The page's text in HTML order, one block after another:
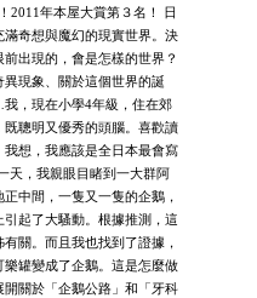
2011年本屋大賞第３名！ 日
奇想與魔幻的現實世界。決
出現的，會是怎樣的世界？
現象、關於這個世界的誕
，現在小學4年級，住在郊
聰明又優秀的頭腦。喜歡讀
想，我應該是全日本最會寫
天，我親眼目睹到一大群阿
中間，一隻又一隻的企鵝，
起了大騷動。根據推測，這
關。而且我也找到了證據，
罐變成了企鵝。這是怎麼做
關於「企鵝公路」和「牙科